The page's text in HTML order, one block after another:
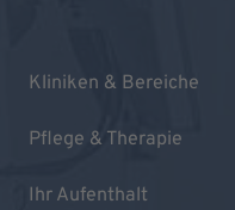
Kliniken & Bereiche
Pflege & Therapie
Ihr Aufenthalt